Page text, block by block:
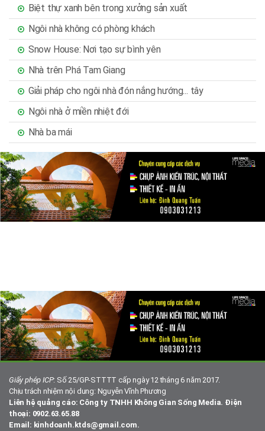
Biệt thự xanh bên trong xưởng sản xuất
Ngôi nhà không có phòng khách
Snow House: Nơi tạo sự bình yên
Nhà trên Phá Tam Giang
Giải pháp cho ngôi nhà đón nắng hướng... tây
Ngôi nhà ở miền nhiệt đới
Nhà ba mái
Giấy phép ICP: Số 25/GP-STTTT cấp ngày 12 tháng 6 năm 2017.
Chịu trách nhiệm nội dung: Nguyễn Vĩnh Phương
Liên hệ quảng cáo: Công ty TNHH Không Gian Sống Media. Điện
thoại: 0902.63.65.88
Email: kinhdoanh.ktds@gmail.com.